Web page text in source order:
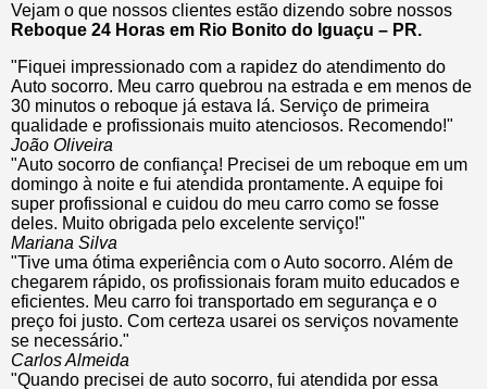
Vejam o que nossos clientes estão dizendo sobre nossos
Reboque 24 Horas em Rio Bonito do Iguaçu – PR.
"Fiquei impressionado com a rapidez do atendimento do
Auto socorro. Meu carro quebrou na estrada e em menos de
30 minutos o reboque já estava lá. Serviço de primeira
qualidade e profissionais muito atenciosos. Recomendo!"
João Oliveira
"Auto socorro de confiança! Precisei de um reboque em um
domingo à noite e fui atendida prontamente. A equipe foi
super profissional e cuidou do meu carro como se fosse
deles. Muito obrigada pelo excelente serviço!"
Mariana Silva
"Tive uma ótima experiência com o Auto socorro. Além de
chegarem rápido, os profissionais foram muito educados e
eficientes. Meu carro foi transportado em segurança e o
preço foi justo. Com certeza usarei os serviços novamente
se necessário."
Carlos Almeida
"Quando precisei de auto socorro, fui atendida por essa